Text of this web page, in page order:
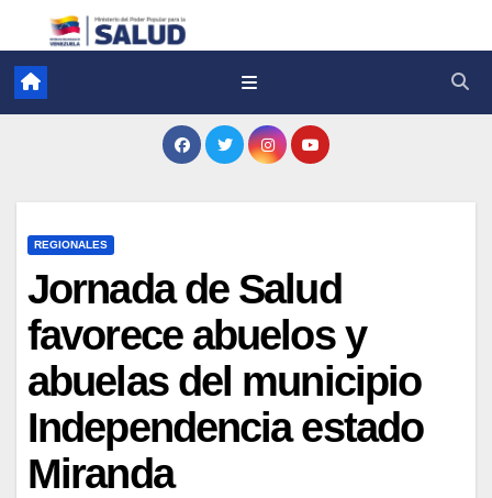
REGIONALES
Jornada de Salud
favorece abuelos y
abuelas del municipio
Independencia estado
Miranda